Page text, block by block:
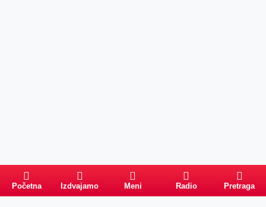
Početna Izdvajamo Meni Radio Pretraga